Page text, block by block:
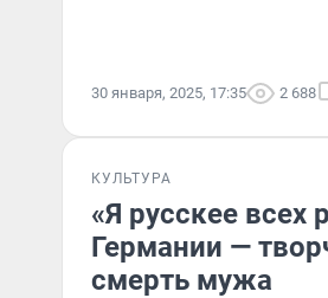
30 января, 2025, 17:35 2 688
КУЛЬТУРА
«Я русскее
Германии —
смерть мужа